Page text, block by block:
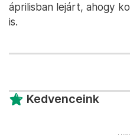
áprilisban lejárt, ahogy
is.
Kedvenceink